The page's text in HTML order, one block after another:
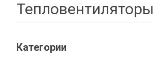
Тепловентиляторы
Категории